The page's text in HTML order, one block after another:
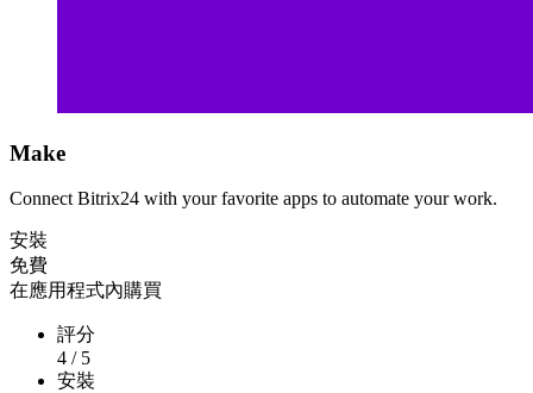
Make
Connect Bitrix24 with your favorite apps to automate your work.
安裝
免費
在應用程式內購買
評分
4 / 5
安裝